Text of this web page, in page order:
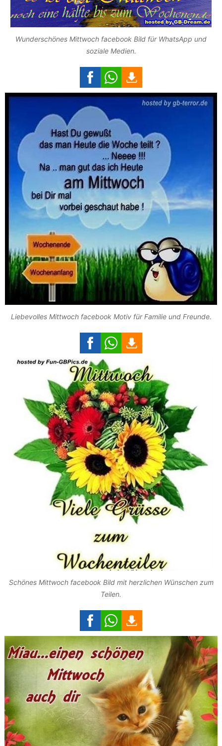
Wunderschönes Mittwoch facebook Bild für WhatsApp und
soziale Medien.
Liebevolles Mittwoch facebook Motiv für Familie und Freunde.
Schönes Mittwoch facebook Bild mit herzlichen Wünschen zum
Teilen.